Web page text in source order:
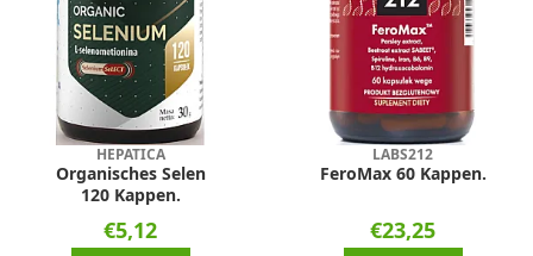
HEPATICA
Organisches Selen
120 Kappen.
€5,12
LABS212
FeroMax 60 Kappen.
€23,25